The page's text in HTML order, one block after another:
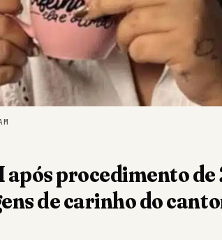
procedimento de
de carinho do